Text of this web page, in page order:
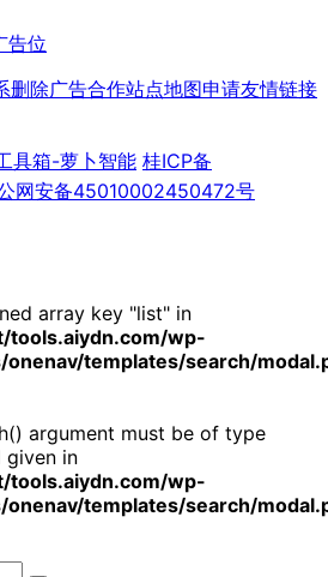
删除广告合作站点地图申请友情链接
具箱-萝卜智能 桂ICP备
网安备45010002450472号
array key "list" in
wp-
templates/search/
argument must be of type
given in
wp-
templates/search/